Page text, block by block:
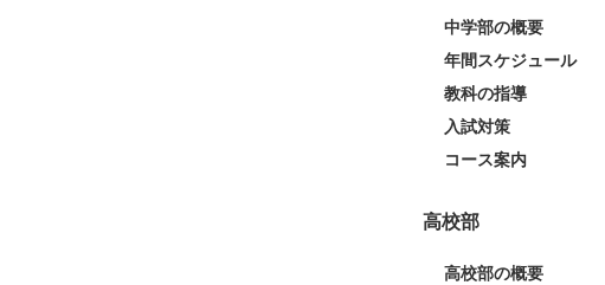
中学部の概要
年間スケジュール
教科の指導
入試対策
コース案内
高校部
高校部の概要